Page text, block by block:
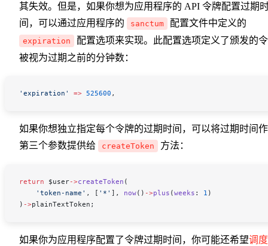
其失效。但是，如果你想为应用程序的 API 令牌配置过期
间，可以通过应用程序的
sanctum 配置文件中定义的
expiration
配置选项来实现。此配置选项定义了颁发的
被视为过期之前的分钟数：
'expiration' => 525600 ,
如果你想独立指定每个令牌的过期时间，可以将过期时间
第三个参数提供给
createToken 方法：
return $user->createToken (
    'token-name'
, [ '*' ], now() ->plus (weeks : 1 )
) ->plainTextToken ;
如果你为应用程序配置了令牌过期时间，你可能还希望调